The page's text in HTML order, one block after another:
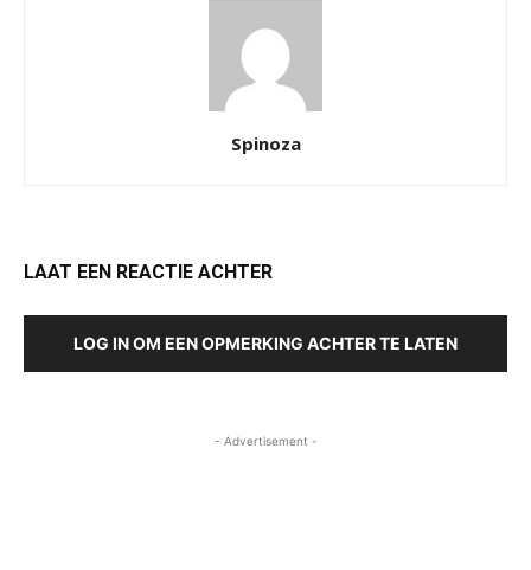
Spinoza
LAAT EEN REACTIE ACHTER
LOG IN OM EEN OPMERKING ACHTER TE LATEN
- Advertisement -